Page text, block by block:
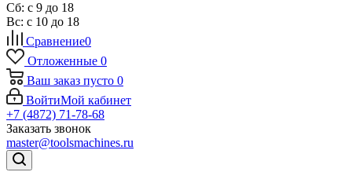
Сб: с 9 до 18
Вс: с 10 до 18
Сравнение0
Отложенные 0
Ваш заказ пусто 0
ВойтиМой кабинет
+7 (4872) 71-78-68
Заказать звонок
master@toolsmachines.ru